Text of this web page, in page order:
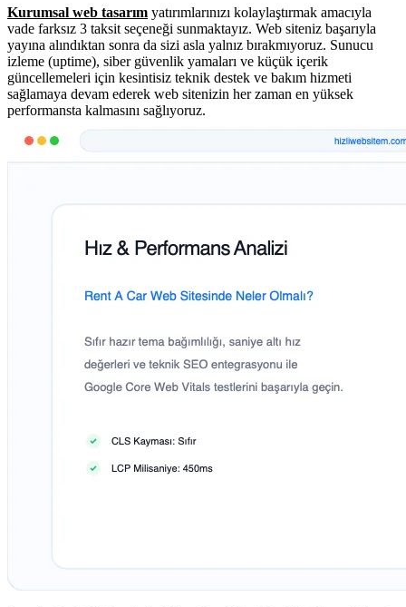
Kurumsal web tasarım yatırımlarınızı kolaylaştırmak amacıyla
vade farksız 3 taksit seçeneği sunmaktayız. Web siteniz başarıyla
yayına alındıktan sonra da sizi asla yalnız bırakmıyoruz. Sunucu
izleme (uptime), siber güvenlik yamaları ve küçük içerik
güncellemeleri için kesintisiz teknik destek ve bakım hizmeti
sağlamaya devam ederek web sitenizin her zaman en yüksek
performansta kalmasını sağlıyoruz.